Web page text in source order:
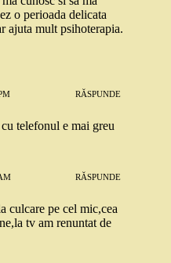
o perioada delicata
ajuta mult psihoterapia.
RĂSPUNDE
telefonul e mai greu
RĂSPUNDE
culcare pe cel mic,cea
tv am renuntat de